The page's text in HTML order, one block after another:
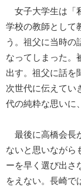
女子大学生は「
学校の教師として
う。祖父に当時の
なってしまった。
出す。祖父に話を
次世代に伝えてい
代の純粋な思いに
最後に高橋会長
ないと思いながら
ーを早く選び出さ
をえない。長崎で